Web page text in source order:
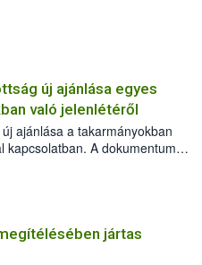
új ajánlása egyes
való jelenlétéről
ajánlása a takarmányokban
kapcsolatban. A dokumentum
írja elő, és a jelenleg
lép.
jártas